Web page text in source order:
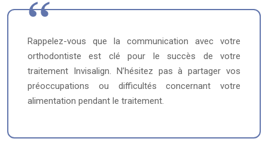
Rappelez-vous que la communication avec votre
orthodontiste est clé pour le succès de votre
traitement Invisalign. N’hésitez pas à partager vos
préoccupations ou difficultés concernant votre
alimentation pendant le traitement.